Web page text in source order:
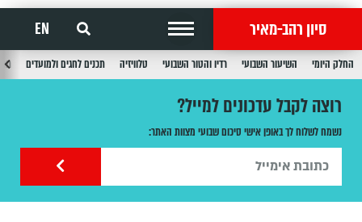
סיון רהב-מאיר EN
החלק היומי השיעור השבועי רדיו והטור השבועי טלוויזיה תכנים לחגים ולמועדים
רוצה לקבל עדכונים למייל?
נשמח לשלוח לך באופן אישי סיכום שבועי מצוות האתר: